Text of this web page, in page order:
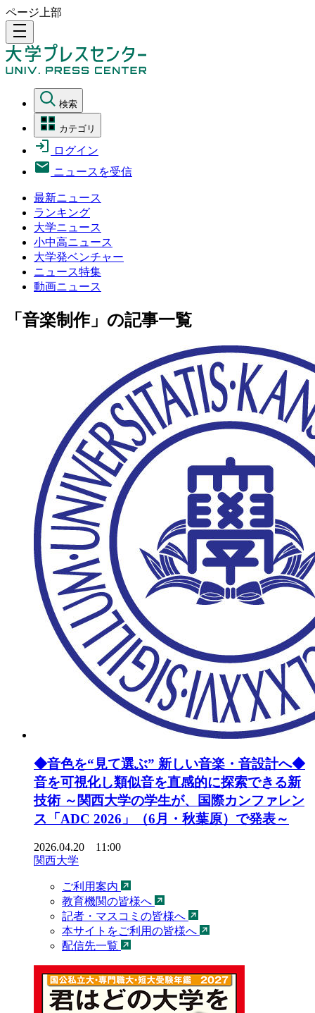
ページ上部
density_medium
検索
カテゴリ
ログイン
ニュースを受信
最新ニュース
ランキング
大学ニュース
小中高ニュース
大学発ベンチャー
ニュース特集
動画ニュース
「音楽制作」の記事一覧
◆音色を“見て選ぶ” 新しい音楽・音設計へ◆
音を可視化し類似音を直感的に探索できる新
技術 ～関西大学の学生が、国際カンファレン
ス「ADC 2026」（6月・秋葉原）で発表～
2026.04.20 11:00
関西大学
ご利用案内
教育機関の皆様へ
記者・マスコミの皆様へ
本サイトをご利用の皆様へ
配信先一覧